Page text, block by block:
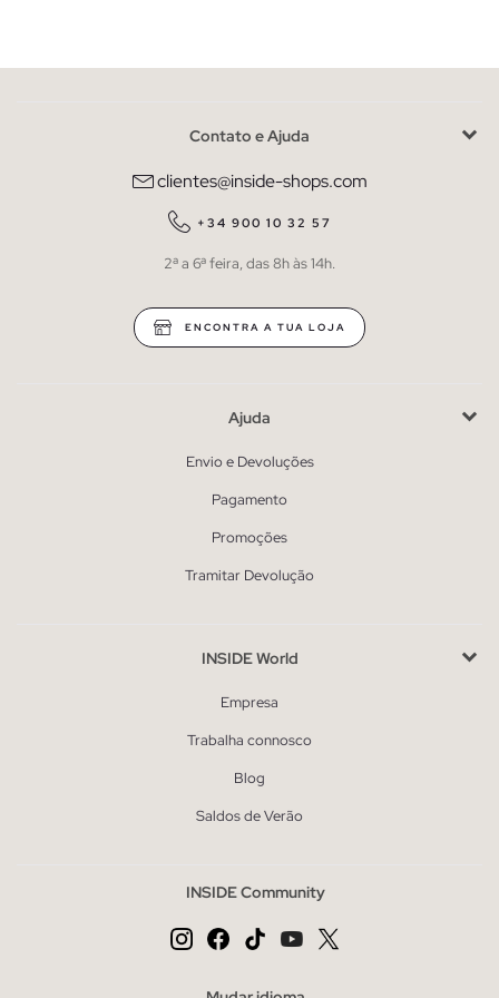
Contato e Ajuda
clientes@inside-shops.com
+34 900 10 32 57
2ª a 6ª feira, das 8h às 14h.
ENCONTRA A TUA LOJA
Ajuda
Envio e Devoluções
Pagamento
Promoções
Tramitar Devolução
INSIDE World
Empresa
Trabalha connosco
Blog
Saldos de Verão
INSIDE Community